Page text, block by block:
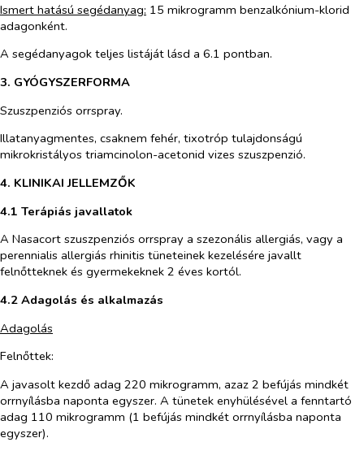
Ismert hatású segédanyag: 15 mikrogramm benzalkónium-klorid
adagonként.
A segédanyagok teljes listáját lásd a 6.1 pontban.
3. GYÓGYSZERFORMA
Szuszpenziós orrspray.
Illatanyagmentes, csaknem fehér, tixotróp tulajdonságú
mikrokristályos triamcinolon-acetonid vizes szuszpenzió.
4. KLINIKAI JELLEMZŐK
4.1 Terápiás javallatok
A Nasacort szuszpenziós orrspray a szezonális allergiás, vagy a
perennialis allergiás rhinitis tüneteinek kezelésére javallt
felnőtteknek és gyermekeknek 2 éves kortól.
4.2 Adagolás és alkalmazás
Adagolás
Felnőttek:
A javasolt kezdő adag 220 mikrogramm, azaz 2 befújás mindkét
orrnyílásba naponta egyszer. A tünetek enyhülésével a fenntartó
adag 110 mikrogramm (1 befújás mindkét orrnyílásba naponta
egyszer).